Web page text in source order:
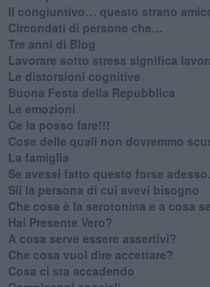
​Il congiuntivo… questo strano
​Circondati di persone che…
​Tre anni di Blog
​Lavorare sotto stress significa
​Le distorsioni cognitive
​Buona Festa della Repubblica
Le emozioni
​Ce la posso fare!!!
​Cose delle quali non dovremmo
​La famiglia
​Se avessi fatto questo forse
​Sii la persona di cui avevi bisogno
Che cosa è la serotonina e a cosa
​Hai Presente Vero?
A cosa serve essere assertivi?
​Che cosa vuol dire accettare?
​Cosa ci sta accadendo